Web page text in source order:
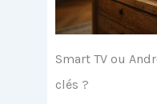
Smart TV ou
clés ?